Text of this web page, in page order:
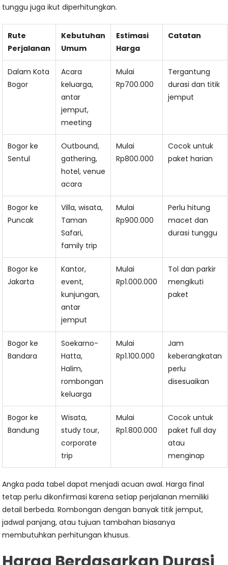
tunggu juga ikut diperhitungkan.
Rute
Perjalanan
Kebutuhan
Umum
Estimasi
Harga
Catatan
Dalam Kota
Bogor
Acara
keluarga,
antar
jemput,
meeting
Mulai
Rp700.000
Tergantung
durasi dan titik
jemput
Bogor ke
Sentul
Outbound,
gathering,
hotel, venue
acara
Mulai
Rp800.000
Cocok untuk
paket harian
Bogor ke
Puncak
Villa, wisata,
Taman
Safari,
family trip
Mulai
Rp900.000
Perlu hitung
macet dan
durasi tunggu
Bogor ke
Jakarta
Kantor,
event,
kunjungan,
antar
jemput
Mulai
Rp1.000.000
Tol dan parkir
mengikuti
paket
Bogor ke
Bandara
Soekarno-
Hatta,
Halim,
rombongan
keluarga
Mulai
Rp1.100.000
Jam
keberangkatan
perlu
disesuaikan
Bogor ke
Bandung
Wisata,
study tour,
corporate
trip
Mulai
Rp1.800.000
Cocok untuk
paket full day
atau
menginap
Angka pada tabel dapat menjadi acuan awal. Harga final
tetap perlu dikonfirmasi karena setiap perjalanan memiliki
detail berbeda. Rombongan dengan banyak titik jemput,
jadwal panjang, atau tujuan tambahan biasanya
membutuhkan perhitungan khusus.